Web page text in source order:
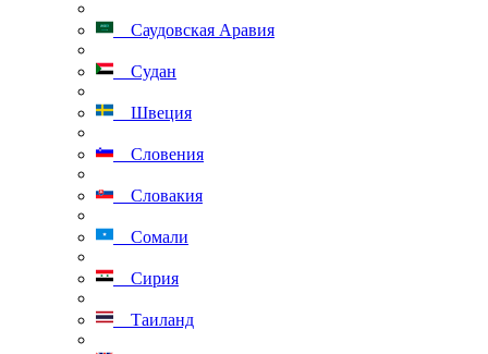
Саудовская Аравия
Судан
Швеция
Словения
Словакия
Сомали
Сирия
Таиланд